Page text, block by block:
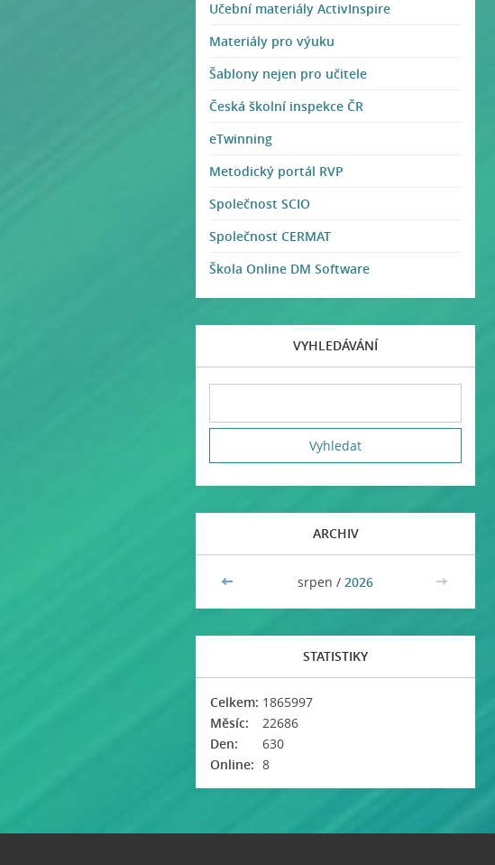
Učební materiály ActivInspire
Materiály pro výuku
Šablony nejen pro učitele
Česká školní inspekce ČR
eTwinning
Metodický portál RVP
Společnost SCIO
Společnost CERMAT
Škola Online DM Software
VYHLEDÁVÁNÍ
ARCHIV
<< srpen / 2026 >>
STATISTIKY
Online: 8
Celkem: 1865997
Měsíc:
22686
Den:
630